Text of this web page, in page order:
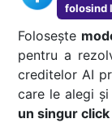
folosind
Folosește
pentru a
creditelor AI
care le alegi
un singur